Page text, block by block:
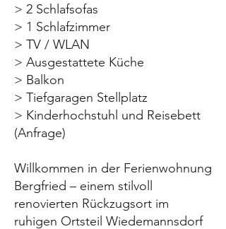
> 2 Schlafsofas
> 1 Schlafzimmer
> TV / WLAN
> Ausgestattete Küche
> Balkon
> Tiefgaragen Stellplatz
> Kinderhochstuhl und Reisebett
(Anfrage)
Willkommen in der Ferienwohnung
Bergfried – einem stilvoll
renovierten Rückzugsort im
ruhigen Ortsteil Wiedemannsdorf